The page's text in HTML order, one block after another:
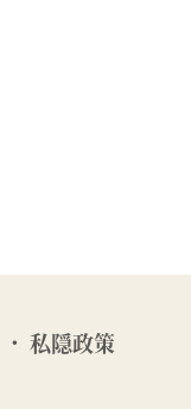
私隠政策